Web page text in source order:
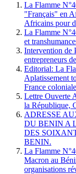
La Flamme
"Français" en
Africains pour
La Flamme
et
Intervention de
entrepreneurs
Editorial: La
Aplatissement
France coloniale
Lettre Ouverte
la République,
ADRESSE
DU BENIN A
DES
BENIN.
La Flamme
Macron au
organisations